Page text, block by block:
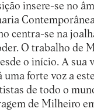
insere-se no
centra-se na
O trabalho de
o início. A sua
forte voz a
de todo o
de Milheiro